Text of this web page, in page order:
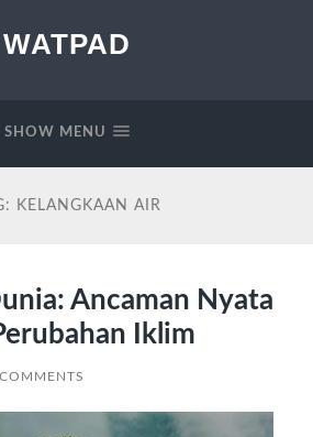
WATPAD
SHOW MENU
KELANGKAAN AIR
Ancaman Nyata
Iklim